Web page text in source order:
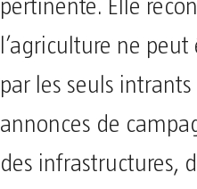
pertinente. Elle
l’agriculture ne
par les seuls
annonces de
des infrastructures,